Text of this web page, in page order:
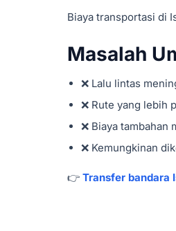
Biaya transportasi di
Masalah
❌ Lalu lintas
❌ Rute yang lebih
❌ Biaya tambahan
❌ Kemungkinan
👉 Transfer bandara